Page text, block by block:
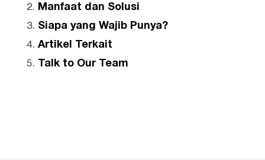
Manfaat dan Solusi
Siapa yang Wajib Punya?
Artikel Terkait
Talk to Our Team